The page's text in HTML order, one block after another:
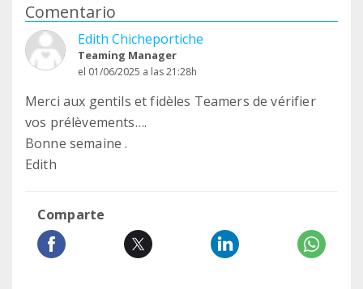
Comentario
Edith Chicheportiche
Teaming Manager
el 01/06/2025 a las 21:28h
Merci aux gentils et fidèles Teamers de vérifier
vos prélèvements….
Bonne semaine .
Edith
Comparte